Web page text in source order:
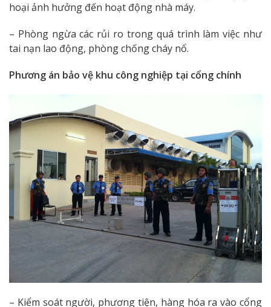
hoại ảnh hưởng đến hoạt động nhà máy.
– Phòng ngừa các rủi ro trong quá trình làm việc như
tai nạn lao động, phòng chống cháy nổ.
Phương án bảo vệ khu công nghiệp tại cổng chính
– Kiểm soát người, phương tiện, hàng hóa ra vào cổng